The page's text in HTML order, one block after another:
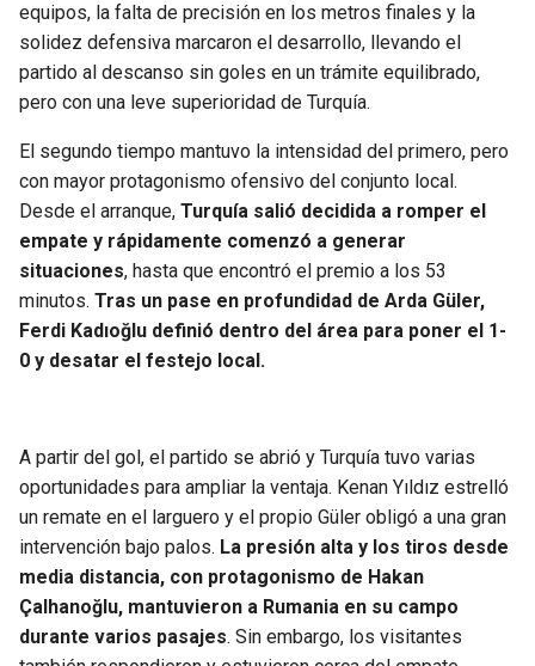
equipos, la falta de precisión en los metros finales y la
solidez defensiva marcaron el desarrollo, llevando el
partido al descanso sin goles en un trámite equilibrado,
pero con una leve superioridad de Turquía.
El segundo tiempo mantuvo la intensidad del primero, pero
con mayor protagonismo ofensivo del conjunto local.
Desde el arranque, Turquía salió decidida a romper el
empate y rápidamente comenzó a generar
situaciones, hasta que encontró el premio a los 53
minutos. Tras un pase en profundidad de Arda Güler,
Ferdi Kadıoğlu definió dentro del área para poner el 1-
0 y desatar el festejo local.
A partir del gol, el partido se abrió y Turquía tuvo varias
oportunidades para ampliar la ventaja. Kenan Yıldız estrelló
un remate en el larguero y el propio Güler obligó a una gran
intervención bajo palos. La presión alta y los tiros desde
media distancia, con protagonismo de Hakan
Çalhanoğlu, mantuvieron a Rumania en su campo
durante varios pasajes. Sin embargo, los visitantes